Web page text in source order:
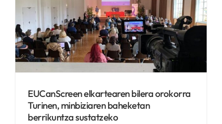
EUCanScreen elkartearen bilera orokorra
Turinen, minbiziaren baheketan
berrikuntza sustatzeko